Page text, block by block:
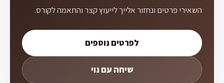
השאירי פרטים ונחזור אלייך לייעוץ קצר והתאמה לקורס.
לפרטים נוספים
שיחה עם נוי